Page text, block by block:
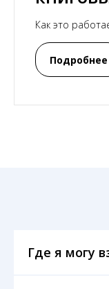
Как это
Подробнее
Где я могу